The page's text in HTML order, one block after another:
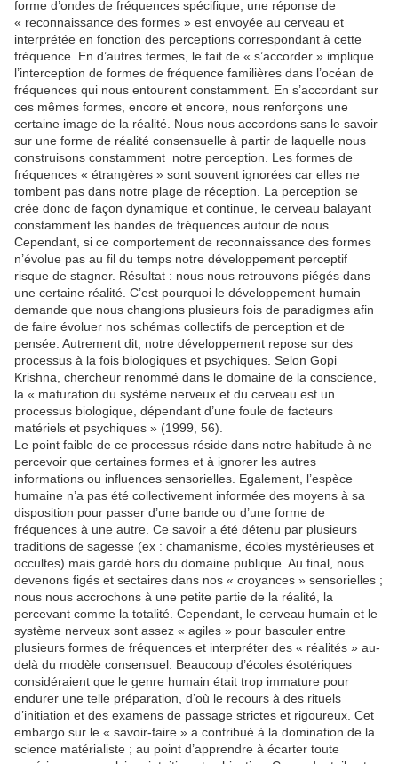
forme d’ondes de fréquences spécifique, une réponse de
« reconnaissance des formes » est envoyée au cerveau et
interprétée en fonction des perceptions correspondant à cette
fréquence. En d’autres termes, le fait de « s’accorder » implique
l’interception de formes de fréquence familières dans l’océan de
fréquences qui nous entourent constamment. En s’accordant sur
ces mêmes formes, encore et encore, nous renforçons une
certaine image de la réalité. Nous nous accordons sans le savoir
sur une forme de réalité consensuelle à partir de laquelle nous
construisons constamment notre perception. Les formes de
fréquences « étrangères » sont souvent ignorées car elles ne
tombent pas dans notre plage de réception. La perception se
crée donc de façon dynamique et continue, le cerveau balayant
constamment les bandes de fréquences autour de nous.
Cependant, si ce comportement de reconnaissance des formes
n’évolue pas au fil du temps notre développement perceptif
risque de stagner. Résultat : nous nous retrouvons piégés dans
une certaine réalité. C’est pourquoi le développement humain
demande que nous changions plusieurs fois de paradigmes afin
de faire évoluer nos schémas collectifs de perception et de
pensée. Autrement dit, notre développement repose sur des
processus à la fois biologiques et psychiques. Selon Gopi
Krishna, chercheur renommé dans le domaine de la conscience,
la « maturation du système nerveux et du cerveau est un
processus biologique, dépendant d’une foule de facteurs
matériels et psychiques » (1999, 56).
Le point faible de ce processus réside dans notre habitude à ne
percevoir que certaines formes et à ignorer les autres
informations ou influences sensorielles. Egalement, l’espèce
humaine n’a pas été collectivement informée des moyens à sa
disposition pour passer d’une bande ou d’une forme de
fréquences à une autre. Ce savoir a été détenu par plusieurs
traditions de sagesse (ex : chamanisme, écoles mystérieuses et
occultes) mais gardé hors du domaine publique. Au final, nous
devenons figés et sectaires dans nos « croyances » sensorielles ;
nous nous accrochons à une petite partie de la réalité, la
percevant comme la totalité. Cependant, le cerveau humain et le
système nerveux sont assez « agiles » pour basculer entre
plusieurs formes de fréquences et interpréter des « réalités » au-
delà du modèle consensuel. Beaucoup d’écoles ésotériques
considéraient que le genre humain était trop immature pour
endurer une telle préparation, d’où le recours à des rituels
d’initiation et des examens de passage strictes et rigoureux. Cet
embargo sur le « savoir-faire » a contribué à la domination de la
science matérialiste ; au point d’apprendre à écarter toute